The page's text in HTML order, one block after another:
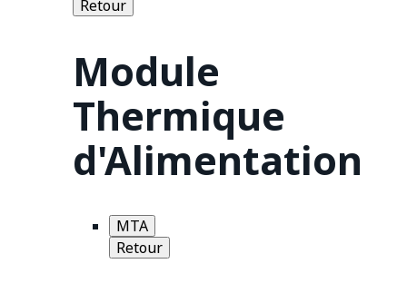
Retour
Module
Thermique
d'Alimentation
MTA
Retour